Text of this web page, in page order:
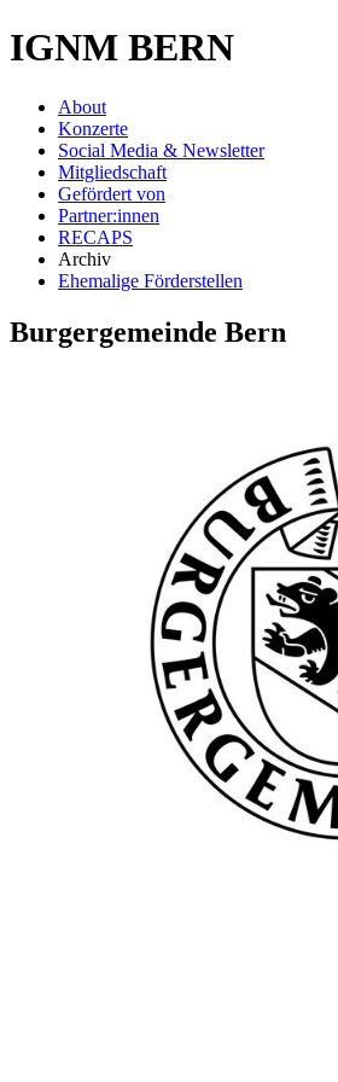
IGNM BERN
About
Konzerte
Social Media & Newsletter
Mitgliedschaft
Gefördert von
Partner:innen
RECAPS
Archiv
Ehemalige Förderstellen
Burgergemeinde Bern